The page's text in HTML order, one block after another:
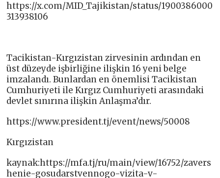
https://x.com/MID_Tajikistan/status/1900386000
313938106
Tacikistan-Kırgızistan zirvesinin ardından en
üst düzeyde işbirliğine ilişkin 16 yeni belge
imzalandı. Bunlardan en önemlisi Tacikistan
Cumhuriyeti ile Kırgız Cumhuriyeti arasındaki
devlet sınırına ilişkin Anlaşma’dır.
https://www.president.tj/event/news/50008
Kırgızistan
kaynak:https://mfa.tj/ru/main/view/16752/zavers
henie-gosudarstvennogo-vizita-v-